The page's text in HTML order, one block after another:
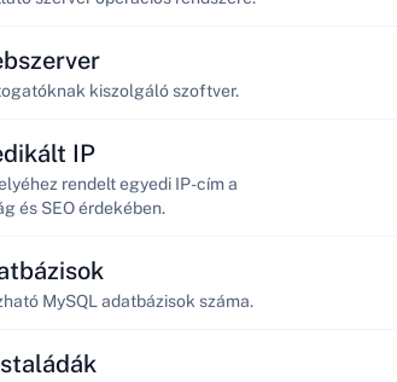
kiszolgáló szoftver.
IP
rendelt egyedi IP-cím a
és SEO érdekében.
MySQL adatbázisok száma.